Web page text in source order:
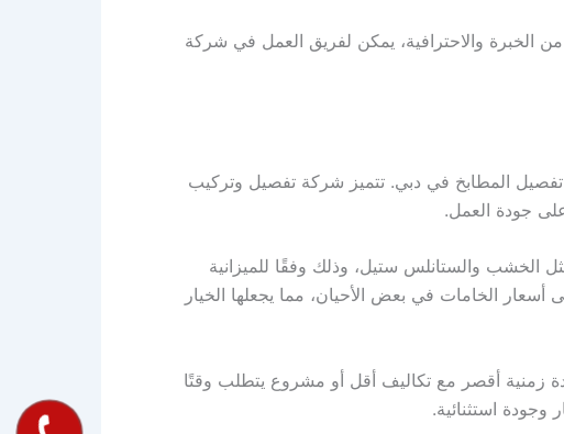
الخبرة والاحترافية، يمكن لفريق العمل في شركة
تفصيل المطابخ في دبي. تتميز شركة تفصيل وتركيب
جودة العمل.
الخشب والستانلس ستيل، وذلك وفقًا للميزانية
الخامات في بعض الأحيان، مما يجعلها الخيار
زمنية أقصر مع تكاليف أقل أو مشروع يتطلب وقتًا
استثنائية.